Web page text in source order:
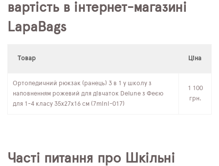
вартість в інтернет-магазині
LapaBags
Товар Ціна
Ортопедичний рюкзак (ранець) 3 в 1 у школу з
наповненням рожевий для дівчаток Delune з Феєю
для 1-4 класу 35х27х16 см (7mini-017)
1 100
грн.
Часті питання про Шкільні